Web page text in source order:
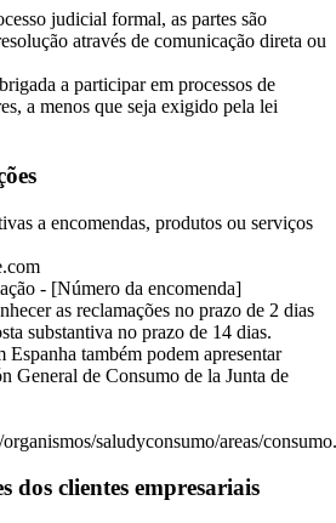
judicial formal, as partes são
através de comunicação direta ou
a participar em processos de
a menos que seja exigido pela lei
a encomendas, produtos ou serviços
- [Número da encomenda]
as reclamações no prazo de 2 dias
substantiva no prazo de 14 dias.
Espanha também podem apresentar
General de Consumo de la Junta de
saludyconsumo/areas/
dos clientes empresariais